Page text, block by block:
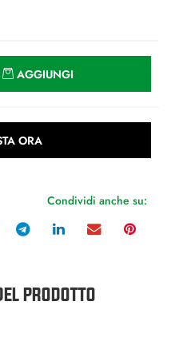
AGGIUNGI
ORA
Condividi anche su:
PRODOTTO